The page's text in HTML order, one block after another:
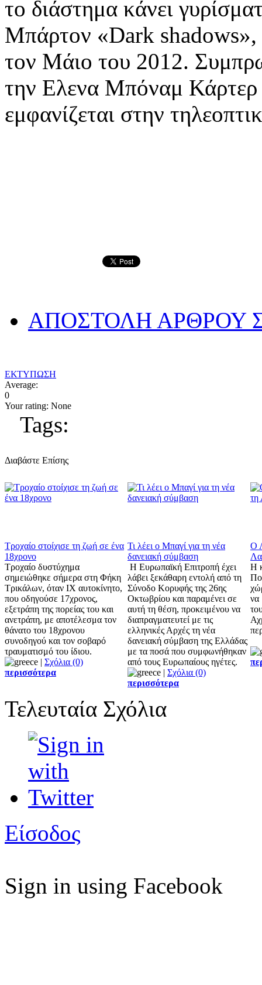
το διάστημα κάνει
Μπάρτον «Dark shadows»,
τον Μάιο του 2012.
την Ελενα Μπόναμ Κάρτερ
εμφανίζεται στην
ΑΠΟΣΤΟΛΗ ΑΡΘΡΟΥ
ΕΚΤΥΠΩΣΗ
Average:
0
Your rating: None
Tags:
Διαβάστε Επίσης
Τροχαίο στοίχισε τη ζωή σε ένα
18χρονο
Τροχαίο δυστύχημα
σημειώθηκε σήμερα στη Φήκη
Τρικάλων, όταν ΙΧ αυτοκίνητο,
που οδηγούσε 17χρονος,
εξετράπη της πορείας του και
ανετράπη, με αποτέλεσμα τον
θάνατο του 18χρονου
συνοδηγού και τον σοβαρό
τραυματισμό του ίδιου.
| Σχόλια (0)
περισσότερα
Τι λέει ο Μπαγί για τη νέα
δανειακή σύμβαση
Η Ευρωπαϊκή Επιτροπή έχει
λάβει ξεκάθαρη εντολή από τη
Σύνοδο Κορυφής της 26ης
Οκτωβρίου και παραμένει σε
αυτή τη θέση, προκειμένου να
διαπραγματευτεί με τις
ελληνικές Αρχές τη νέα
δανειακή σύμβαση της Ελλάδας
με τα ποσά που συμφωνήθηκαν
από τους Ευρωπαίους ηγέτες.
| Σχόλια (0)
περισσότερα
Ο
Η
να
Τελευταία Σχόλια
Είσοδος
Sign in using Facebook